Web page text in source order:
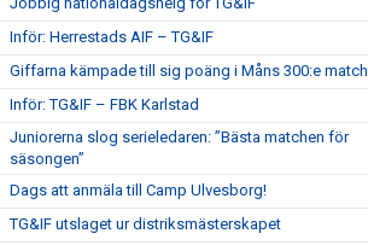
Inför: Herrestads AIF – TG&IF
Giffarna kämpade till sig poäng i Måns 300:e match
Inför: TG&IF – FBK Karlstad
Juniorerna slog serieledaren: ”Bästa matchen för
säsongen”
Dags att anmäla till Camp Ulvesborg!
TG&IF utslaget ur distriksmästerskapet